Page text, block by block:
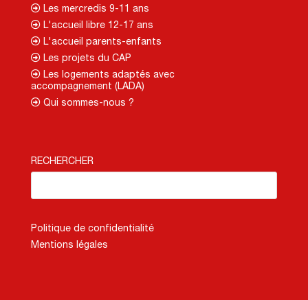
Les mercredis 9-11 ans
L'accueil libre 12-17 ans
L'accueil parents-enfants
Les projets du CAP
Les logements adaptés avec
accompagnement (LADA)
Qui sommes-nous ?
RECHERCHER
Politique de confidentialité
Mentions légales